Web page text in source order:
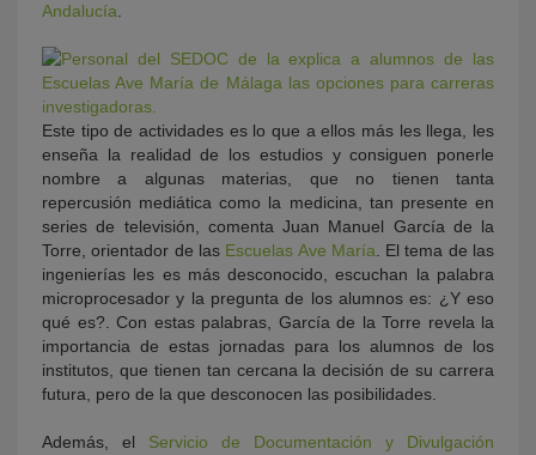
Andalucía
Este tipo de actividades es lo que a ellos más les llega, les
enseña la realidad de los estudios y consiguen ponerle
nombre a algunas materias, que no tienen tanta
repercusión mediática como la medicina, tan presente en
series de televisión, comenta Juan Manuel García de la
Torre, orientador de las Escuelas Ave María . El tema de las
ingenierías les es más desconocido, escuchan la palabra
microprocesador y la pregunta de los alumnos es: ¿Y eso
qué es?. Con estas palabras, García de la Torre revela la
importancia de estas jornadas para los alumnos de los
institutos, que tienen tan cercana la decisión de su carrera
futura, pero de la que desconocen las posibilidades.
Además, el Servicio de Documentación y Divulgación